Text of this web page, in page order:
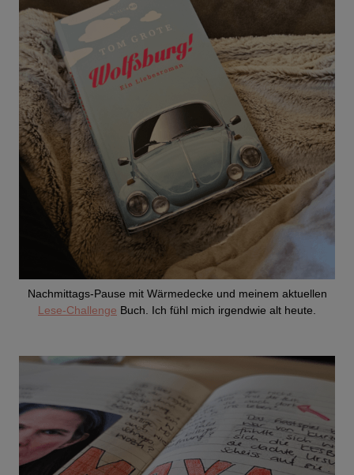
Nachmittags-Pause mit Wärmedecke und meinem aktuellen
Lese-Challenge Buch. Ich fühl mich irgendwie alt heute.